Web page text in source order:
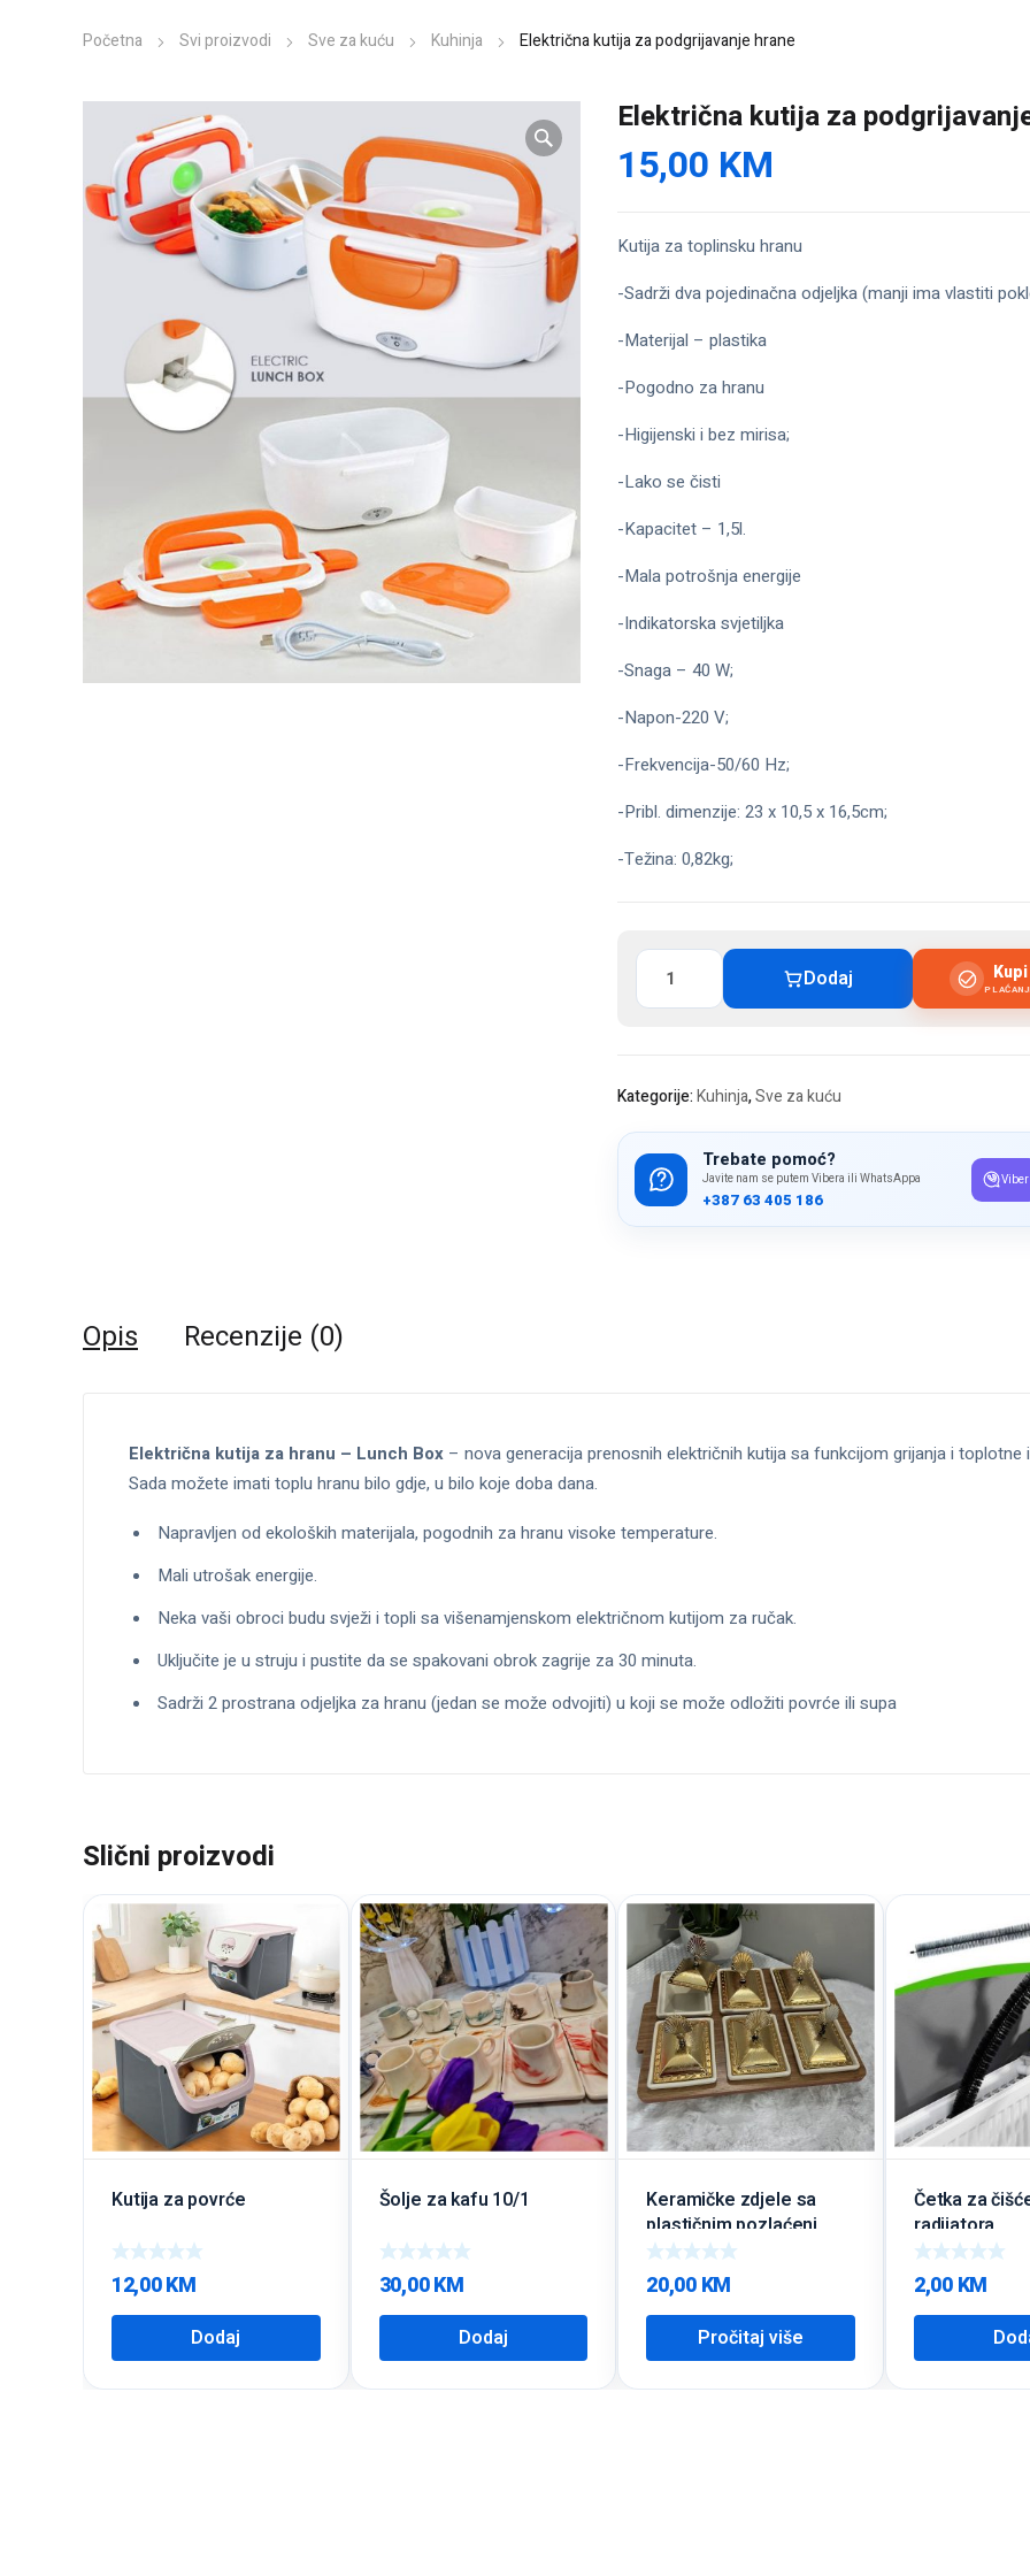
Početna Svi proizvodi Sve za kuću Kuhinja Električna kutija za podgrijavanje hrane
Električna kutija za
15,00 KM
Kutija za toplinsku hranu
-Sadrži dva pojedinačna odjeljka (manji ima vlastiti
-Materijal – plastika
-Pogodno za hranu
-Higijenski i bez mirisa;
-Lako se čisti
-Kapacitet – 1,5l.
-Mala potrošnja energije
-Indikatorska svjetiljka
-Snaga – 40 W;
-Napon-220 V;
-Frekvencija-50/60 Hz;
-Pribl. dimenzije: 23 x 10,5 x 16,5cm;
-Težina: 0,82kg;
Električna
kutija
za
količina
Dodaj
Kategorije:Kuhinja,Sve za kuću
Trebate pomoć?
Javite nam se putem Vibera ili WhatsAppa
+387 63 405 186
Viber
Opis Recenzije (0)
Električna kutija za hranu – Lunch Box – nova generacija prenosnih električnih kutija sa funkcijom grijanja i toplotne
Sada možete imati toplu hranu bilo gdje, u bilo koje doba dana.
Napravljen od ekoloških materijala, pogodnih za hranu visoke temperature.
Mali utrošak energije.
Neka vaši obroci budu svježi i topli sa višenamjenskom električnom kutijom za ručak.
Uključite je u struju i pustite da se spakovani obrok zagrije za 30 minuta.
Sadrži 2 prostrana odjeljka za hranu (jedan se može odvojiti) u koji se može odložiti povrće ili supa
Slični proizvodi
Kutija za povrće
12,00KM
Dodaj
Šolje za kafu 10/1
30,00KM
Dodaj
Keramičke zdjele sa
plastičnim pozlaćeni
poklopcima
20,00KM
Pročitaj više
Četka za
radijatora
2,00KM